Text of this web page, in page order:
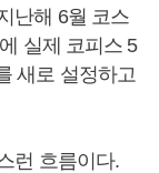
난해 6월 코스
실제 코피스 5
새로 설정하고
런 흐름이다.